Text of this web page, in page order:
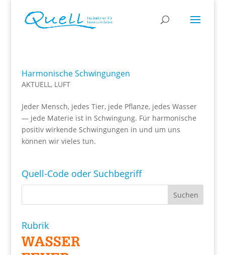
Harmonische Schwingungen
AKTUELL, LUFT
Jeder Mensch, jedes Tier, jede Pflanze, jedes Wasser
— jede Materie ist in Schwingung. Für harmonische
positiv wirkende Schwingungen in und um uns
können wir vieles tun.
Quell-Code oder Suchbegriff
Rubrik